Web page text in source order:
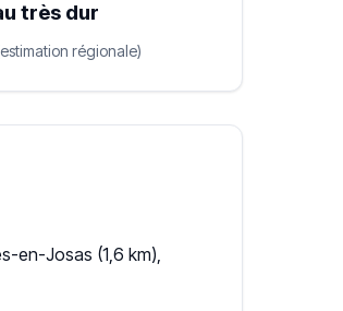
très dur
régionale)
en-Josas (1,6 km),